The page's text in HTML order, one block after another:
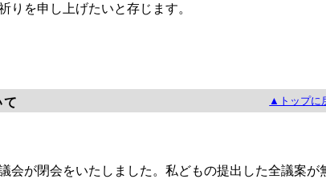
りを申し上げたいと存じます。
▲トップに
会が閉会をいたしました。私どもの提出した全議案が